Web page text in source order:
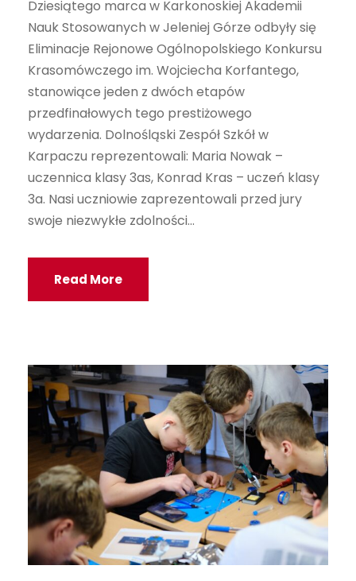
Dziesiątego marca w Karkonoskiej Akademii
Nauk Stosowanych w Jeleniej Górze odbyły się
Eliminacje Rejonowe Ogólnopolskiego Konkursu
Krasomówczego im. Wojciecha Korfantego,
stanowiące jeden z dwóch etapów
przedfinałowych tego prestiżowego
wydarzenia. Dolnośląski Zespół Szkół w
Karpaczu reprezentowali: Maria Nowak –
uczennica klasy 3as, Konrad Kras – uczeń klasy
3a. Nasi uczniowie zaprezentowali przed jury
swoje niezwykłe zdolności...
Read More